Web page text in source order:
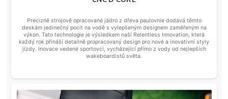
Precizně strojově opracované jádro z dřeva paulovnie dodává těmto
deskám jedinečný pocit na vodě s vylepšeným designem zaměřeným na
výkon. Tato technologie je výsledkem naší Relentless Innovation, která
každý rok přináší detailně propracovaný design pro nové a inovativní styly
jízdy. Inovace vedené sportovci, vycházející přímo z vody od nejlepších
wakeboardistů světa.